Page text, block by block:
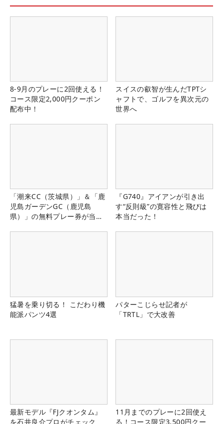
8-9月のプレーに2回使える！
コース限定2,000円クーポン
配布中！
スイスの叡智が生んだTPTシ
ャフトで、ゴルフを異次元の
世界へ
「潮来CC（茨城県）」＆「鹿
児島ガーデンGC（鹿児島
県）」の無料プレー券が当た
『G740』アイアンが引き出
す“反則級”の寛容性と飛びは
本当だった！
猛暑を乗り切る！ こだわり機
能派パンツ4選
パターこじらせ記者が
「TRTL」で大改善
最新モデル『FJクオンタム』
を石井良介プロがチェック
11月までのプレーに2回使え
る！コース限定3,500円クー